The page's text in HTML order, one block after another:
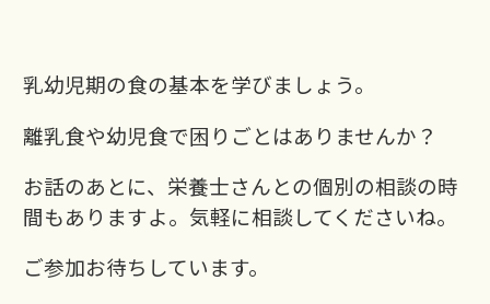
乳幼児期の食の基本を学びましょう。
離乳食や幼児食で困りごとはありませんか？
お話のあとに、栄養士さんとの個別の相談の時
間もありますよ。気軽に相談してくださいね。
ご参加お待ちしています。